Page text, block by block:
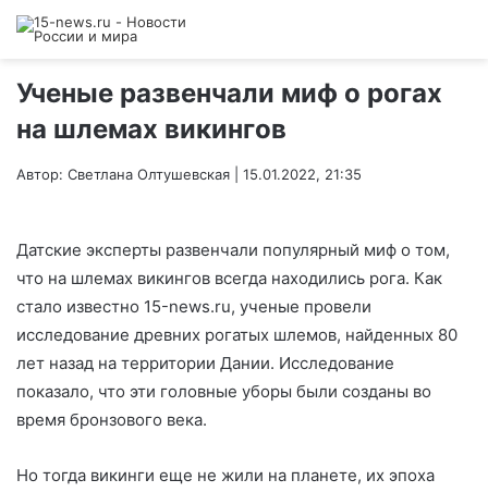
Ученые развенчали миф о рогах
на шлемах викингов
Автор: Светлана Олтушевская | 15.01.2022, 21:35
Датские эксперты развенчали популярный миф о том,
что на шлемах викингов всегда находились рога. Как
стало известно 15-news.ru, ученые провели
исследование древних рогатых шлемов, найденных 80
лет назад на территории Дании. Исследование
показало, что эти головные уборы были созданы во
время бронзового века.
Но тогда викинги еще не жили на планете, их эпоха